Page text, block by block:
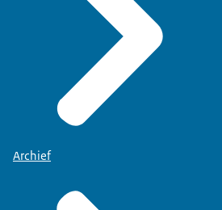
Archief